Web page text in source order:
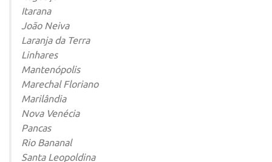
Itarana
João Neiva
Laranja da Terra
Linhares
Mantenópolis
Marechal Floriano
Marilândia
Nova Venécia
Pancas
Rio Bananal
Santa Leopoldina